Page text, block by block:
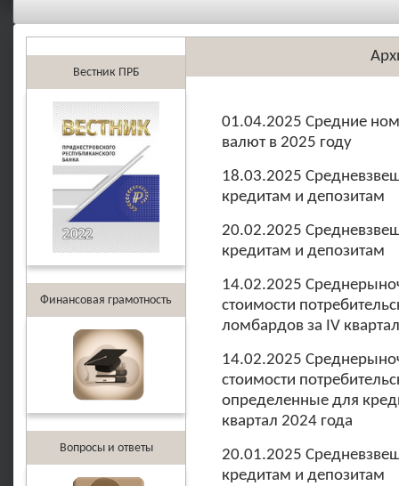
Вестник ПРБ
Финансовая грамотность
Вопросы и ответы
01.04.2025 Средние
валют в 2025 году
18.03.2025
кредитам и депозитам
20.02.2025
кредитам и депозитам
14.02.2025
стоимости
ломбардов за IV
14.02.2025
стоимости
определенные для
квартал 2024 года
20.01.2025
кредитам и депозитам